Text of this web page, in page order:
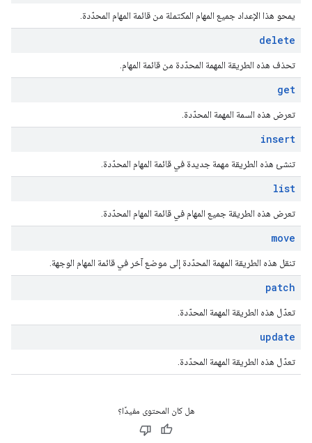
يمحو هذا الإعداد جميع المهام المكتملة من قائمة المهام المحدّدة.
delete
تحذف هذه الطريقة المهمة المحدّدة من قائمة المهام.
get
تعرض هذه السمة المهمة المحدّدة.
insert
تنشئ هذه الطريقة مهمة جديدة في قائمة المهام المحدّدة.
list
تعرض هذه الطريقة جميع المهام في قائمة المهام المحدّدة.
move
تنقل هذه الطريقة المهمة المحدّدة إلى موضع آخر في قائمة المهام الوجهة.
patch
تعدّل هذه الطريقة المهمة المحدّدة.
update
تعدّل هذه الطريقة المهمة المحدّدة.
هل كان المحتوى مفيدًا؟